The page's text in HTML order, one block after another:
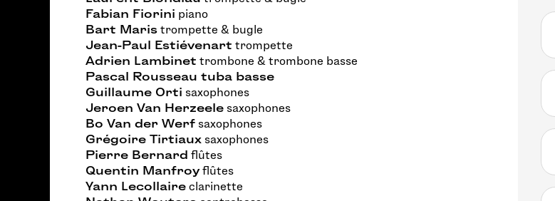
Fabian Fiorini piano
Bart Maris trompette & bugle
Jean-Paul Estiévenart trompette
Adrien Lambinet trombone & trombone basse
Pascal Rousseau tuba basse
Guillaume Orti saxophones
Jeroen Van Herzeele saxophones
Bo Van der Werf saxophones
Grégoire Tirtiaux saxophones
Pierre Bernard flûtes
Quentin Manfroyflûtes
Yann Lecollaire clarinette